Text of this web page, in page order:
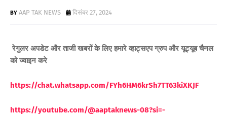
AAP TAK NEWS दिसंबर 27, 2024
रेगुलर अपडेट और ताजी खबरों के लिए हमारे व्हाट्सएप ग्रुप और यूट्यूब चैनल
को ज्वाइन करे
https://chat.whatsapp.com/FYh6HM6krSh7TT63kiXKJF
https://youtube.com/@aaptaknews-08?si=-